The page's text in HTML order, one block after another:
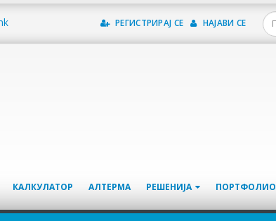
РЕГИСТРИРАЈ СЕ НАЈАВИ СЕ
КАЛКУЛАТОР АЛТЕРМА РЕШЕНИЈА ПОРТФОЛИО